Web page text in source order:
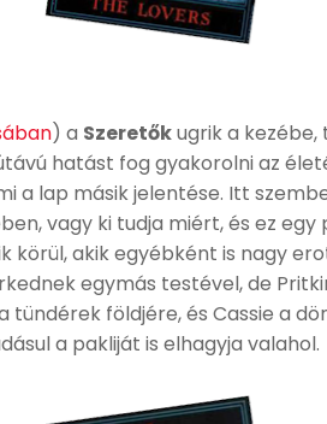
) a Szeretőkugrik a
hatást fog gyakorolni az
a lap másik jelentése. Itt
vagy ki tudja miért, és ez egy
akik egyébként is nagy
egymás testével, de
tündérek földjére, és Cassie a
a pakliját is elhagyja valahol.